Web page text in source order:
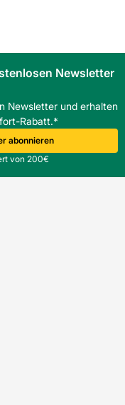
Stufe vor
werden.
sind für
Newsletter
Newsletter und erhalten
Rabatt.*
abonnieren
von 200€